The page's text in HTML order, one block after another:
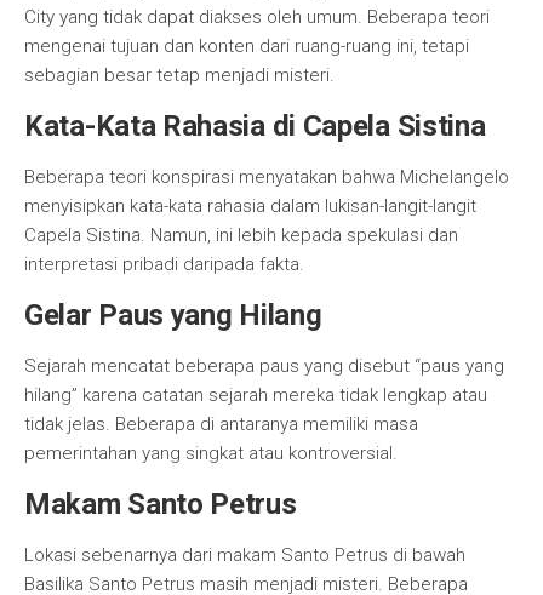
City yang tidak dapat diakses oleh umum. Beberapa teori
mengenai tujuan dan konten dari ruang-ruang ini, tetapi
sebagian besar tetap menjadi misteri.
Kata-Kata Rahasia di Capela Sistina
Beberapa teori konspirasi menyatakan bahwa Michelangelo
menyisipkan kata-kata rahasia dalam lukisan-langit-langit
Capela Sistina. Namun, ini lebih kepada spekulasi dan
interpretasi pribadi daripada fakta.
Gelar Paus yang Hilang
Sejarah mencatat beberapa paus yang disebut “paus yang
hilang” karena catatan sejarah mereka tidak lengkap atau
tidak jelas. Beberapa di antaranya memiliki masa
pemerintahan yang singkat atau kontroversial.
Makam Santo Petrus
Lokasi sebenarnya dari makam Santo Petrus di bawah
Basilika Santo Petrus masih menjadi misteri. Beberapa